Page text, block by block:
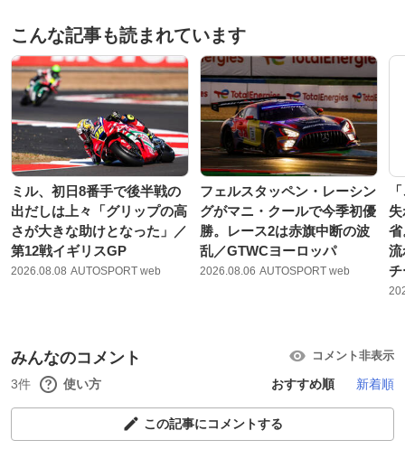
こんな記事も読まれています
ミル、初日8番手で後半戦の
出だしは上々「グリップの高
さが大きな助けとなった」／
第12戦イギリスGP
2026.08.08 AUTOSPORT web
フェルスタッペン・レーシン
グがマニ・クールで今季初優
勝。レース2は赤旗中断の波
乱／GTWCヨーロッパ
2026.08.06 AUTOSPORT web
省
流
チ
みんなのコメント コメント非表示
3件 使い方 おすすめ順 新着順
この記事にコメントする